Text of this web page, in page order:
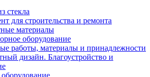
стекла
для строительства и ремонта
материалы
оборудование
работы, материалы и принадлежности
дизайн. Благоустройство и